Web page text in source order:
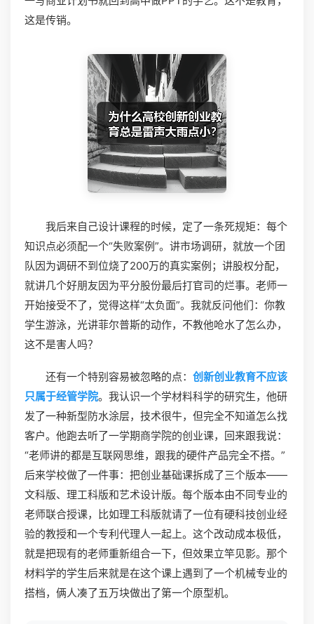
这是传销。
我后来自己设计课程的时候，定了一条死规矩：每个
知识点必须配一个“失败案例”。讲市场调研，就放一个团
队因为调研不到位烧了200万的真实案例；讲股权分配，
就讲几个好朋友因为平分股份最后打官司的烂事。老师一
开始接受不了，觉得这样“太负面”。我就反问他们：你教
学生游泳，光讲菲尔普斯的动作，不教他呛水了怎么办，
这不是害人吗？
还有一个特别容易被忽略的点： 创新创业教育不应该
只属于经管学院。我认识一个学材料科学的研究生，他研
发了一种新型防水涂层，技术很牛，但完全不知道怎么找
客户。他跑去听了一学期商学院的创业课，回来跟我说：
“老师讲的都是互联网思维，跟我的硬件产品完全不搭。”
后来学校做了一件事：把创业基础课拆成了三个版本——
文科版、理工科版和艺术设计版。每个版本由不同专业的
老师联合授课，比如理工科版就请了一位有硬科技创业经
验的教授和一个专利代理人一起上。这个改动成本极低，
就是把现有的老师重新组合一下，但效果立竿见影。那个
材料学的学生后来就是在这个课上遇到了一个机械专业的
搭档，俩人凑了五万块做出了第一个原型机。